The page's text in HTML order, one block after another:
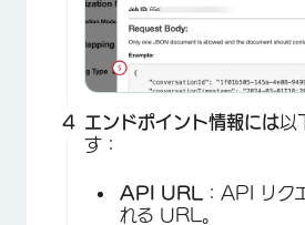
エンドポイント情報には 以
す：
API URL
：API リク
れる URL。